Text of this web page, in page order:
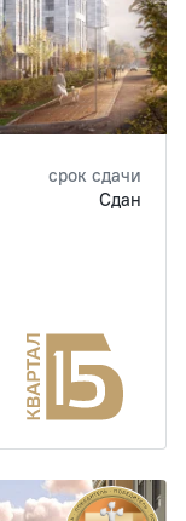
срок сдачи
Сдан